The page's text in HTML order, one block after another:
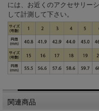
には、お近くのアクセサリー
して計測して下さい。
関連商品